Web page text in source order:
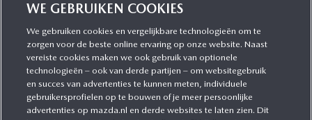
WE GEBRUIKEN COOKIES
We gebruiken cookies en vergelijkbare technologieën om te
zorgen voor de beste online ervaring op onze website. Naast
vereiste cookies maken we ook gebruik van optionele
technologieën – ook van derde partijen – om websitegebruik
en succes van advertenties te kunnen meten, individuele
gebruikersprofielen op te bouwen of je meer persoonlijke
advertenties op mazda.nl en derde websites te laten zien. Dit